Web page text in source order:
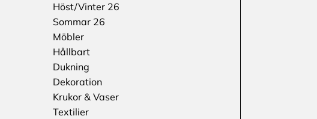
Höst/Vinter 26
Sommar 26
Möbler
Hållbart
Dukning
Dekoration
Krukor & Vaser
Textilier